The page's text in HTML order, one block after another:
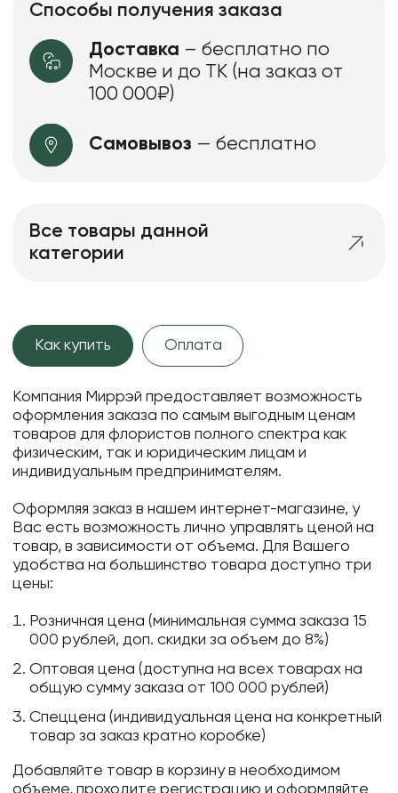
Способы получения заказа
Доставка – бесплатно по
Москве и до ТК (на заказ от
100 000₽)
Самовывоз — бесплатно
Все товары данной
категории
Как купить Оплата
Компания Миррэй предоставляет возможность
оформления заказа по самым выгодным ценам
товаров для флористов полного спектра как
физическим, так и юридическим лицам и
индивидуальным предпринимателям.
Оформляя заказ в нашем интернет-магазине, у
Вас есть возможность лично управлять ценой на
товар, в зависимости от объема. Для Вашего
удобства на большинство товара доступно три
цены:
Розничная цена (минимальная сумма заказа 15
000 рублей, доп. скидки за объем до 8%)
Оптовая цена (доступна на всех товарах на
общую сумму заказа от 100 000 рублей)
Спеццена (индивидуальная цена на конкретный
товар за заказ кратно коробке)
Добавляйте товар в корзину в необходимом
объеме, проходите регистрацию и оформляйте